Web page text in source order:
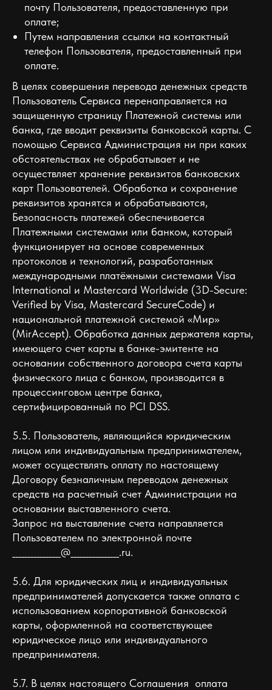
почту Пользователя, предоставленную при
оплате;
Путем направления ссылки на контактный
телефон Пользователя, предоставленный при
оплате.
В целях совершения перевода денежных средств
Пользователь Сервиса перенаправляется на
защищенную страницу Платежной системы или
банка, где вводит реквизиты банковской карты. С
помощью Сервиса Администрация ни при каких
обстоятельствах не обрабатывает и не
осуществляет хранение реквизитов банковских
карт Пользователей. Обработка и сохранение
реквизитов хранятся и обрабатываются,
Безопасность платежей обеспечивается
Платежными системами или банком, который
функционирует на основе современных
протоколов и технологий, разработанных
международными платёжными системами Visa
International и Mastercard Worldwide (3D-Secure:
Verified by Visa, Mastercard SecureCode) и
национальной платежной системой «Мир»
(MirAccept). Обработка данных держателя карты,
имеющего счет карты в банке-эмитенте на
основании собственного договора счета карты
физического лица с банком, производится в
процессинговом центре банка,
сертифицированный по PCI DSS.
5.5. Пользователь, являющийся юридическим
лицом или индивидуальным предпринимателем,
может осуществлять оплату по настоящему
Договору безналичным переводом денежных
средств на расчетный счет Администрации на
основании выставленного счета.
Запрос на выставление счета направляется
Пользователем по электронной почте
________________@________________.ru.
5.6. Для юридических лиц и индивидуальных
предпринимателей допускается также оплата с
использованием корпоративной банковской
карты, оформленной на соответствующее
юридическое лицо или индивидуального
предпринимателя.
5.7. В целях настоящего Соглашения оплата